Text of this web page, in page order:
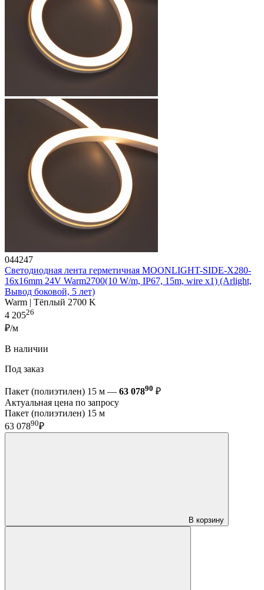
044247
Светодиодная лента герметичная MOONLIGHT-SIDE-X280-
16x16mm 24V Warm2700(10 W/m, IP67, 15m, wire x1) (Arlight,
Вывод боковой, 5 лет)
Warm | Тёплый 2700 K
4 20526
₽/м
В наличии
Под заказ
Пакет (полиэтилен) 15 м — 63 07890 ₽
Актуальная цена по запросу
Пакет (полиэтилен) 15 м
63 07890₽
В корзину